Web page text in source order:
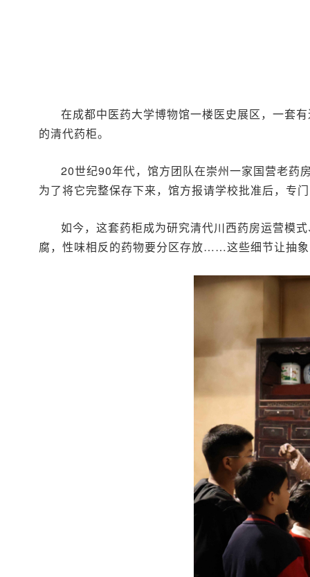
在成都中医药大学博物馆一楼医史展区，一套
的清代药柜。
20世纪90年代，馆方团队在崇州一家国营老药
为了将它完整保存下来，馆方报请学校批准后，专
如今，这套药柜成为研究清代川西药房运营模
腐，性味相反的药物要分区存放……这些细节让抽